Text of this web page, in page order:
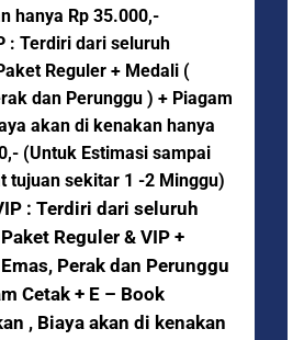
hanya Rp 35.000,-
: Terdiri dari seluruh
Reguler + Medali (
dan Perunggu ) + Piagam
akan di kenakan hanya
(Untuk Estimasi sampai
tujuan sekitar 1 -2 Minggu)
: Terdiri dari seluruh
Reguler & VIP +
Perak dan Perunggu
Cetak + E – Book
, Biaya akan di kenakan